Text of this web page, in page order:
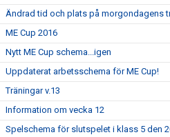
Ändrad tid och plats på morgondagens
ME Cup 2016
Nytt ME Cup schema...igen
Uppdaterat arbetsschema för ME Cup!
Träningar v.13
Information om vecka 12
Spelschema för slutspelet i klass 5 den